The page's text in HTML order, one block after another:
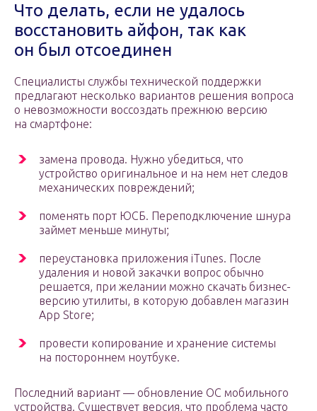
Что делать, если не удалось
восстановить айфон, так как
он был отсоединен
Специалисты службы технической поддержки
предлагают несколько вариантов решения вопроса
о невозможности воссоздать прежнюю версию
на смартфоне:
замена провода. Нужно убедиться, что
устройство оригинальное и на нем нет следов
механических повреждений;
поменять порт ЮСБ. Переподключение шнура
займет меньше минуты;
переустановка приложения iTunes. После
удаления и новой закачки вопрос обычно
решается, при желании можно скачать бизнес-
версию утилиты, в которую добавлен магазин
App Store;
провести копирование и хранение системы
на постороннем ноутбуке.
Последний вариант — обновление ОС мобильного
устройства. Существует версия, что проблема часто